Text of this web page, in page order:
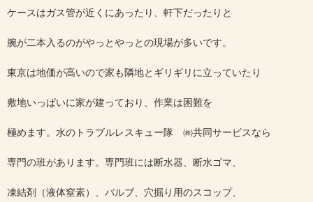
ケースはガス管が近くにあったり、軒下だったりと
腕が二本入るのがやっとやっとの現場が多いです。
東京は地価が高いので家も隣地とギリギリに立っていたり
敷地いっぱいに家が建っており、作業は困難を
極めます。水のトラブルレスキュー隊 ㈱共同サービスなら
専門の班があります。専門班には断水器、断水ゴマ、
凍結剤（液体窒素）、バルブ、穴掘り用のスコップ、